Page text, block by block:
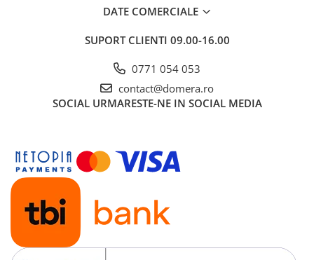
DATE COMERCIALE
SUPORT CLIENTI 09.00-16.00
0771 054 053
contact@domera.ro
SOCIAL URMARESTE-NE IN SOCIAL MEDIA